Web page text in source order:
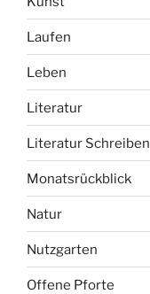
Laufen
Leben
Literatur
Literatur Schreiben
Monatsrückblick
Natur
Nutzgarten
Offene Pforte